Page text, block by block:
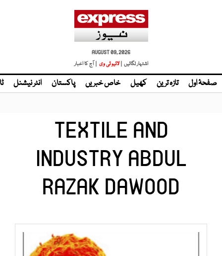
AUGUST 09, 2026
اشتہار لگائیں |
| آج کا اخبار
صفحۂ اول تازہ ترین کھیل خاص خبریں پاکستان انٹر نیشنل
TEXTILE AND
INDUSTRY ABDUL
RAZAK DAWOOD